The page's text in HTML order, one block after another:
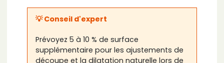
💡 Conseil d'expert
Prévoyez 5 à 10 % de surface
supplémentaire pour les ajustements de
découpe et la dilatation naturelle lors de